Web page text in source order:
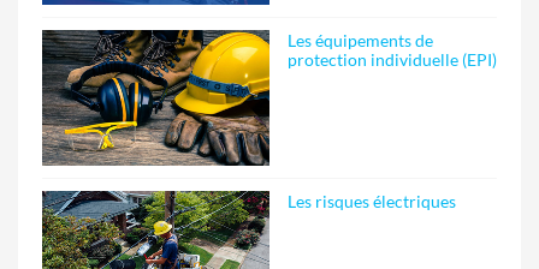
Les équipements de
protection individuelle (EPI)
Les risques électriques